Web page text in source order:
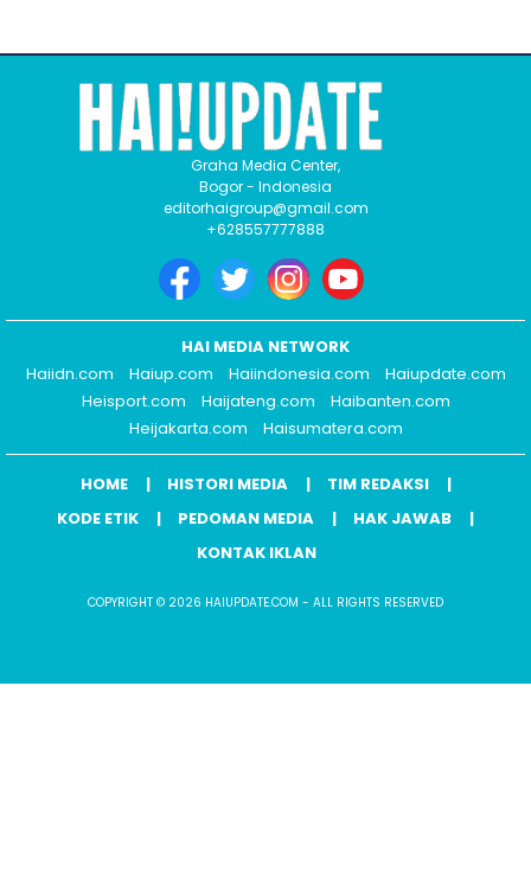
Graha Media Center,
Bogor - Indonesia
editorhaigroup@gmail.com
+628557777888
HAI MEDIA NETWORK
Haiidn.com
Haiup.com Haiindonesia.com
Haiupdate.com
Heisport.com
Haijateng.com
Haibanten.com
Heijakarta.com
Haisumatera.com
HOME HISTORI MEDIA
TIM REDAKSI
KODE ETIK
PEDOMAN MEDIA
HAK JAWAB
KONTAK IKLAN
COPYRIGHT © 2026 HAIUPDATE.COM - ALL RIGHTS RESERVED